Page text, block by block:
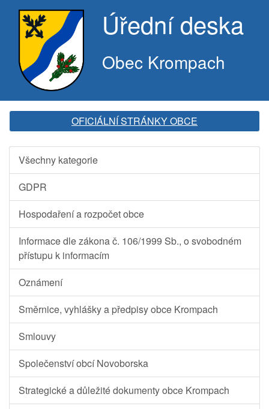
Úřední deska
Obec Krompach
OFICIÁLNÍ STRÁNKY OBCE
Všechny kategorie
GDPR
Hospodaření a rozpočet obce
Informace dle zákona č. 106/1999 Sb., o svobodném
přístupu k informacím
Oznámení
Směrnice, vyhlášky a předpisy obce Krompach
Smlouvy
Společenství obcí Novoborska
Strategické a důležité dokumenty obce Krompach